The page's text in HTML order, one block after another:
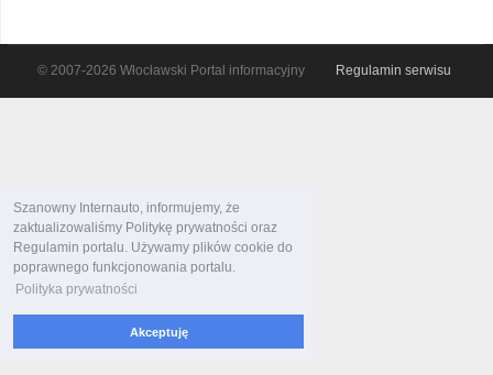
Szanowny Internauto, informujemy, że
zaktualizowaliśmy Politykę prywatności oraz
Regulamin portalu. Używamy plików cookie do
poprawnego funkcjonowania portalu.
Polityka prywatności
Akceptuję
© 2007-2026 Włocławski Portal informacyjny Regulamin serwisu